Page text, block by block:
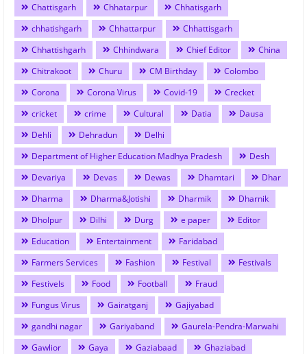
Chattisgarh
Chhatarpur
Chhatisgarh
chhatishgarh
Chhattarpur
Chhattisgarh
Chhattishgarh
Chhindwara Chief Editor
China
Chitrakoot
Churu CM Birthday
Colombo
Corona
Corona Virus Covid-19
Crecket
cricket
crime Cultural Datia
Dausa
Dehli
Dehradun
Delhi
Department of Higher Education Madhya Pradesh
Desh
Devariya
Devas Dewas Dhamtari
Dhar
Dharma
Dharma&Jotishi Dharmik
Dharnik
Dholpur
Dilhi Durg e paper
Editor
Education
Entertainment
Faridabad
Farmers Services
Fashion Festival
Festivals
Festivels
Food Football
Fraud
Fungus Virus
Gairatganj
Gajiyabad
gandhi nagar
Gariyaband
Gaurela-Pendra-Marwahi
Gawlior
Gaya Gaziabaad
Ghaziabad